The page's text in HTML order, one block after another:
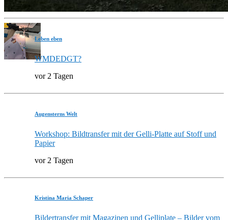
Leben eben
WMDEDGT?
vor 2 Tagen
Augensterns Welt
Workshop: Bildtransfer mit der Gelli-Platte auf Stoff und
Papier
vor 2 Tagen
Kristina Maria Schaper
Bildertransfer mit Magazinen und Gelliplate – Bilder vom